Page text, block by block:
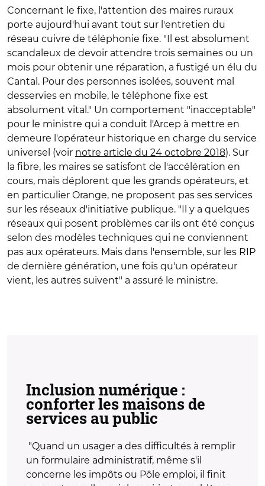
Concernant le fixe, l'attention des maires ruraux
porte aujourd'hui avant tout sur l'entretien du
réseau cuivre de téléphonie fixe. "Il est absolument
scandaleux de devoir attendre trois semaines ou un
mois pour obtenir une réparation, a fustigé un élu du
Cantal. Pour des personnes isolées, souvent mal
desservies en mobile, le téléphone fixe est
absolument vital." Un comportement "inacceptable"
pour le ministre qui a conduit l'Arcep à mettre en
demeure l'opérateur historique en charge du service
universel (voir notre article du 24 octobre 2018). Sur
la fibre, les maires se satisfont de l'accélération en
cours, mais déplorent que les grands opérateurs, et
en particulier Orange, ne proposent pas ses services
sur les réseaux d'initiative publique. "Il y a quelques
réseaux qui posent problèmes car ils ont été conçus
selon des modèles techniques qui ne conviennent
pas aux opérateurs. Mais dans l'ensemble, sur les RIP
de dernière génération, une fois qu'un opérateur
vient, les autres suivent" a assuré le ministre.
Inclusion numérique :
conforter les maisons de
services au public
"Quand un usager a des difficultés à remplir
un formulaire administratif, même s'il
concerne les impôts ou Pôle emploi, il finit